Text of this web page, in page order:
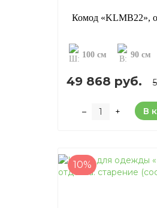
100 см 90 см
49 868 руб.
– + В
10%